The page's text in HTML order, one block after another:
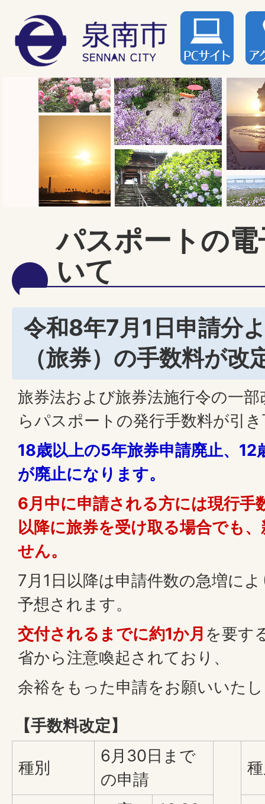
パスポートの
いて
令和8年7月1日申請分
（旅券）の手数料が改
旅券法および旅券法施行令の一
らパスポートの発行手数料が引
18歳以上の5年旅券申請廃止、12
が廃止になります。
6月中に申請される方には現行手
以降に旅券を受け取る場合でも
せん。
7月1日以降は申請件数の急増に
予想されます。
交付されるまでに約1か月 を要す
省から注意喚起されており、
余裕をもった申請をお願いいた
【手数料改定】
種別
6月30日まで
の申請